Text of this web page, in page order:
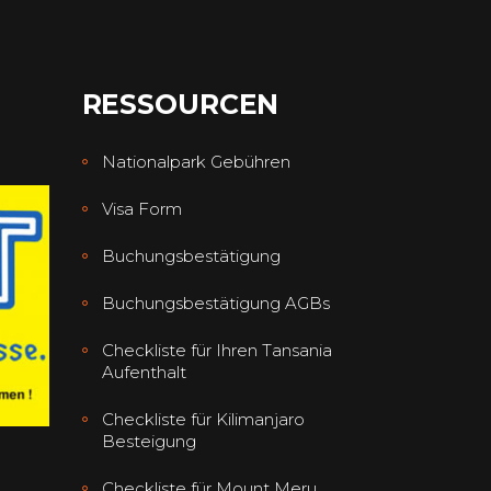
RESSOURCEN
Nationalpark Gebühren
Visa Form
Buchungsbestätigung
Buchungsbestätigung AGBs
Checkliste für Ihren Tansania
Aufenthalt
Checkliste für Kilimanjaro
Besteigung